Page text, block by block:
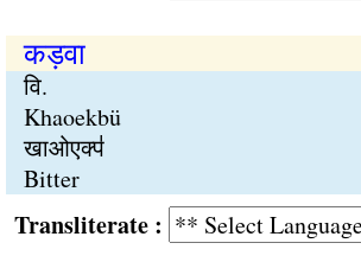
कड़वा
वि.
Khaoekbü
खाओएक्प॑
Bitter
: